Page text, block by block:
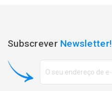
Subscrever Newsletter!